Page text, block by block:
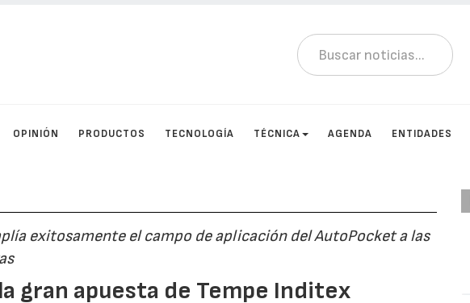
OPINIÓN PRODUCTOS TECNOLOGÍA TÉCNICA AGENDA ENTIDADES
exitosamente el campo de aplicación del AutoPocket a las
gran apuesta de Tempe Inditex